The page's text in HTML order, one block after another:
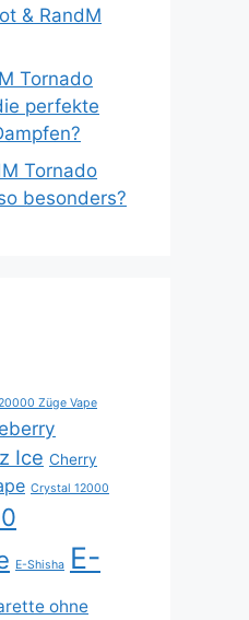
& RandM
Tornado
perfekte
Tornado
besonders?
20000 Züge Vape
Ice Cherry
Crystal 12000
E-Shisha E-
ohne